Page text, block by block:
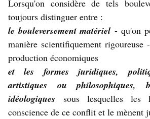
Lorsqu'on considère de tels
toujours distin­guer entre :
le bouleversement matériel - qu'on
manière scientifiquement rigoureuse
production économiques
et les formes juridiques,
artistiques ou philosophiques,
idéologiques
sous lesquelles les
conscience de ce conflit et le mènent